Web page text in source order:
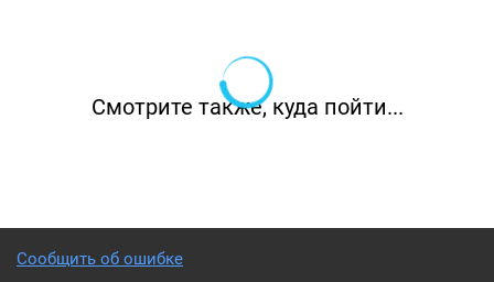
Смотрите также, куда пойти...
Сообщить об ошибке